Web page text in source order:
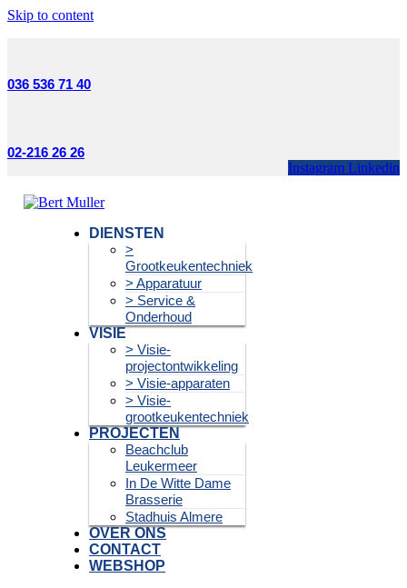
Skip to content
036 536 71 40
02-216 26 26
Instagram Linkedin
DIENSTEN
>
Grootkeukentechniek
> Apparatuur
> Service &
Onderhoud
VISIE
> Visie-
projectontwikkeling
> Visie-apparaten
> Visie-
grootkeukentechniek
PROJECTEN
Beachclub
Leukermeer
In De Witte Dame
Brasserie
Stadhuis Almere
OVER ONS
CONTACT
WEBSHOP